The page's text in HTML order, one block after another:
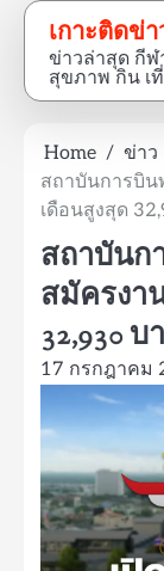
Skip
content
เกาะติดข่
ข่าวล่าสุด กีฬ
สุขภาพ กิน เ
Home
ข่าว
สถาบันการบิน
เดือนสูงสุด
สถาบันก
สมัครงา
32,930 บ
17 กรกฎาคม